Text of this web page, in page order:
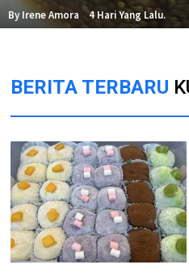
By Irene Amora 4 Hari Yang Lalu.
BERITA TERBARU